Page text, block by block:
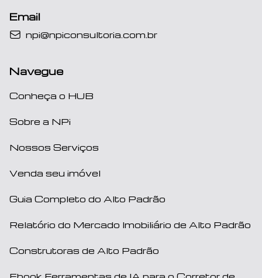
Email
npi@npiconsultoria.com.br
Navegue
Conheça o HUB
Sobre a NPi
Nossos Serviços
Venda seu imóvel
Guia Completo do Alto Padrão
Relatório do Mercado Imobiliário de Alto Padrão
Construtoras de Alto Padrão